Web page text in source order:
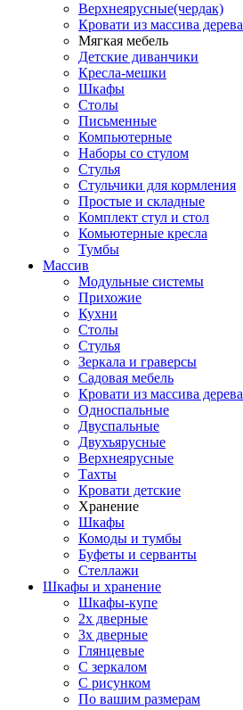
Верхнеярусные(чердак)
Кровати из массива дерева
Мягкая мебель
Детские диванчики
Кресла-мешки
Шкафы
Столы
Письменные
Компьютерные
Наборы со стулом
Стулья
Стульчики для кормления
Простые и складные
Комплект стул и стол
Комьютерные кресла
Тумбы
Массив
Модульные системы
Прихожие
Кухни
Столы
Стулья
Зеркала и граверсы
Садовая мебель
Кровати из массива дерева
Односпальные
Двуспальные
Двухъярусные
Верхнеярусные
Тахты
Кровати детские
Хранение
Шкафы
Комоды и тумбы
Буфеты и серванты
Стеллажи
Шкафы и хранение
Шкафы-купе
2х дверные
3х дверные
Глянцевые
С зеркалом
С рисунком
По вашим размерам